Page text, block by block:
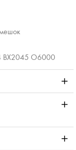
BX2045 O6000